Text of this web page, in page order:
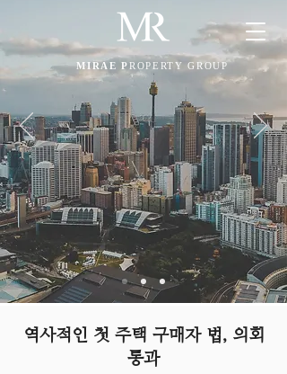
MIRAE PROPERTY GROUP
역사적인 첫 주택 구매자 법, 의회
통과